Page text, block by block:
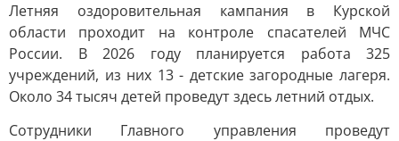
Летняя оздоровительная кампания в Курской
области проходит на контроле спасателей МЧС
России. В 2026 году планируется работа 325
учреждений, из них 13 - детские загородные лагеря.
Около 34 тысяч детей проведут здесь летний отдых.
Сотрудники Главного управления проведут